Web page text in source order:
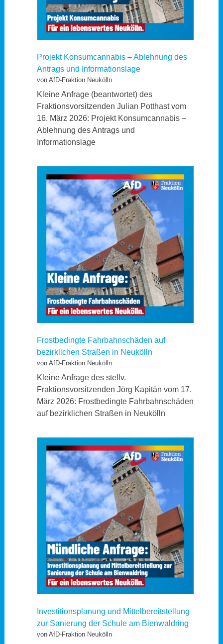
Projekt Konsumcannabis – Ablehnung des
Antrags und Informationslage
von AfD-Fraktion Neukölln
Kleine Anfrage (beantwortet) des
Fraktionsvorsitzenden Julian Potthast vom
16. März 2026: Projekt Konsumcannabis –
Ablehnung des Antrags und
Informationslage
Frostbedingte Fahrbahnschäden auf
bezirklichen Straßen in Neukölln
von AfD-Fraktion Neukölln
Kleine Anfrage des stellv.
Fraktionsvorsitzenden Jörg Kapitän vom 17.
März 2026: Frostbedingte Fahrbahnschäden
auf bezirklichen Straßen in Neukölln
Investitionsplanung und Mittelbereitstellung
zur Sanierung der Schule am Bienwaldring
von AfD-Fraktion Neukölln